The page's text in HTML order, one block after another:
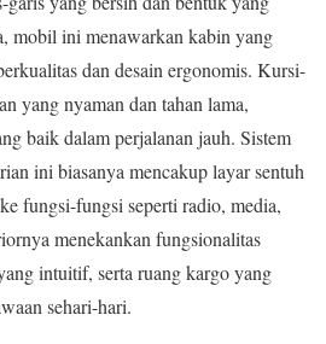
mobil ini menawarkan kabin yang
dan desain ergonomis. Kursi-
yang nyaman dan tahan lama,
baik dalam perjalanan jauh. Sistem
ini biasanya mencakup layar sentuh
fungsi-fungsi seperti radio, media,
menekankan fungsionalitas
intuitif, serta ruang kargo yang
sehari-hari.